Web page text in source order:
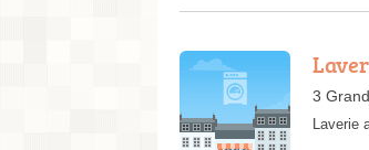
3
Laverie